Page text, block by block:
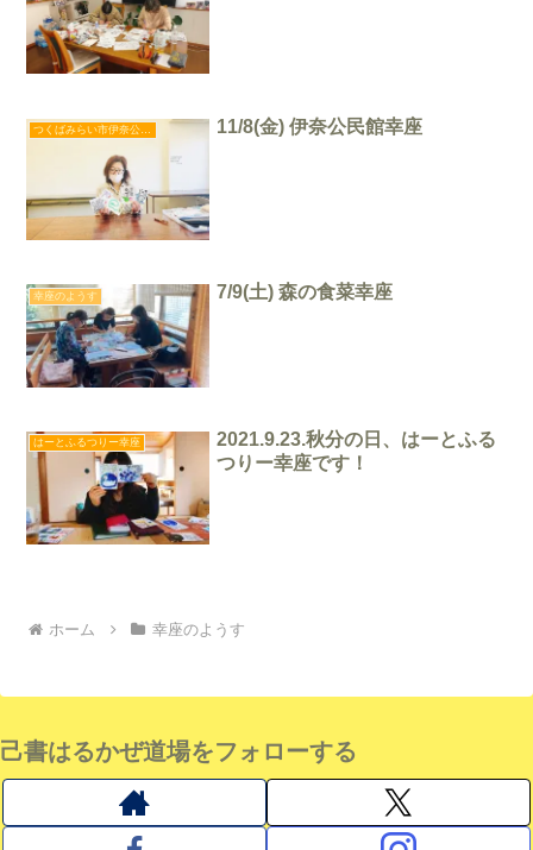
つくばみらい市伊奈公民館幸座 11/8(金) 伊奈公民館幸座
幸座のようす 7/9(土) 森の食菜幸座
はーとふるつりー幸座
2021.9.23.秋分の日、はーとふる
つりー幸座です！
ホーム 幸座のようす
己書はるかぜ道場をフォローする